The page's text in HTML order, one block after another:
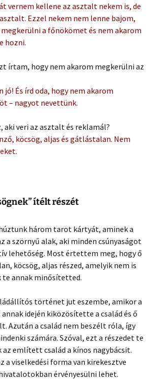
vernem kellene az asztalt nekem is, de
Ezzel nekem nem lenne bajom,
a főnökömet és nem akarom
hozni.
írtam, hogy nem akarom megkerülni az
jó! És írd oda, hogy nem akarom
– nagyot nevettünk.
aki veri az asztalt és reklamál?
köcsög, aljas és gátlástalan. Nem
ítélt részét
három tarot kártyát, aminek a
a szörnyű alak, aki minden csúnyaságot
lehetőség. Most értettem meg, hogy ő
köcsög, aljas részed, amelyik nem is
te annak minősítetted.
történet jut eszembe, amikor a
idején kiközösítette a család és ő
Azután a család nem beszélt róla, így
számára. Szóval, ezt a részedet te
az említett család a kínos nagybácsit.
a viselkedési forma van kirekesztve
érvényesülni lehet.